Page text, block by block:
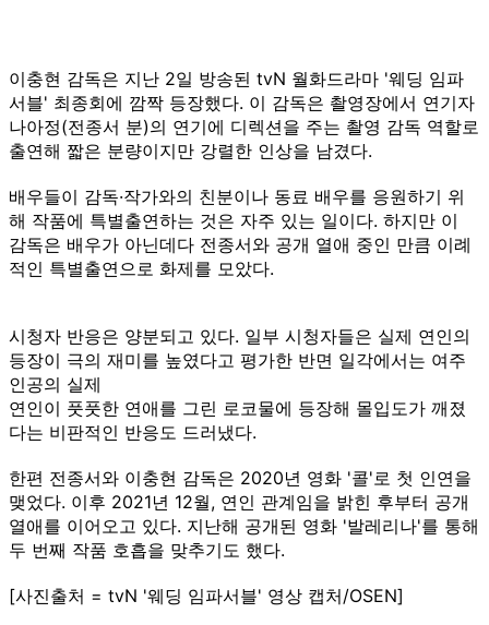
이충현 감독은 지난 2일 방송된 tvN 월화드라마 '웨딩 임파
서블' 최종회에 깜짝 등장했다. 이 감독은 촬영장에서 연기자
나아정(전종서 분)의 연기에 디렉션을 주는 촬영 감독 역할로
출연해 짧은 분량이지만 강렬한 인상을 남겼다.
배우들이 감독·작가와의 친분이나 동료 배우를 응원하기 위
해 작품에 특별출연하는 것은 자주 있는 일이다. 하지만 이
감독은 배우가 아닌데다 전종서와 공개 열애 중인 만큼 이례
적인 특별출연으로 화제를 모았다.
시청자 반응은 양분되고 있다. 일부 시청자들은 실제 연인의
등장이 극의 재미를 높였다고 평가한 반면 일각에서는 여주
인공의 실제
연인이 풋풋한 연애를 그린 로코물에 등장해 몰입도가 깨졌
다는 비판적인 반응도 드러냈다.
한편 전종서와 이충현 감독은 2020년 영화 '콜'로 첫 인연을
맺었다. 이후 2021년 12월, 연인 관계임을 밝힌 후부터 공개
열애를 이어오고 있다. 지난해 공개된 영화 '발레리나'를 통해
두 번째 작품 호흡을 맞추기도 했다.
[사진출처 = tvN '웨딩 임파서블' 영상 캡처/OSEN]